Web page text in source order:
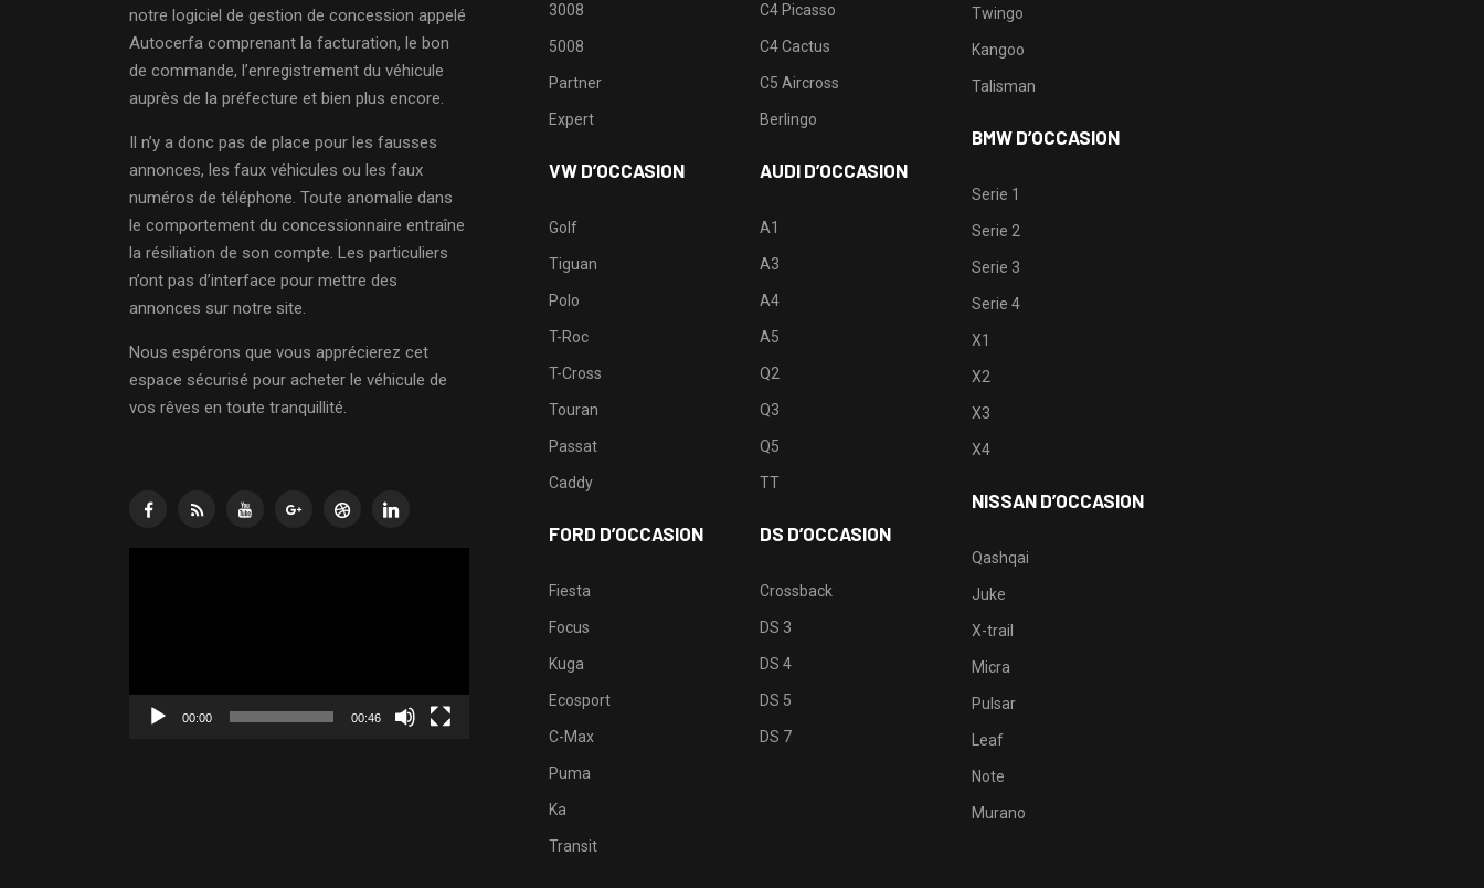
notre logiciel de gestion de concession appelé
Autocerfa comprenant la facturation, le bon
de commande, l’enregistrement du véhicule
auprès de la préfecture et bien plus encore.
Il n’y a donc pas de place pour les fausses
annonces, les faux véhicules ou les faux
numéros de téléphone. Toute anomalie dans
le comportement du concessionnaire entraîne
la résiliation de son compte. Les particuliers
n’ont pas d’interface pour mettre des
annonces sur notre site.
Nous espérons que vous apprécierez cet
espace sécurisé pour acheter le véhicule de
vos rêves en toute tranquillité.
00:00 00:46
3008
5008
Partner
Expert
VW D’OCCASION
Golf
Tiguan
Polo
T-Roc
T-Cross
Touran
Passat
Caddy
FORD D’OCCASION
Fiesta
Focus
Kuga
Ecosport
C-Max
Puma
Ka
Transit
C4 Picasso
C4 Cactus
C5 Aircross
Berlingo
AUDI D’OCCASION
A1
A3
A4
A5
Q2
Q3
Q5
TT
DS D’OCCASION
Crossback
DS 3
DS 4
DS 5
DS 7
Twingo
Kangoo
Talisman
BMW D’OCCASION
Serie 1
Serie 2
Serie 3
Serie 4
X1
X2
X3
X4
NISSAN D’OCCASION
Qashqai
Juke
X-trail
Micra
Pulsar
Leaf
Note
Murano